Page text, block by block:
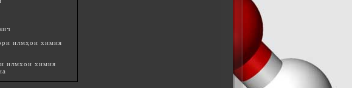
илмҳои химия
илмхои химия